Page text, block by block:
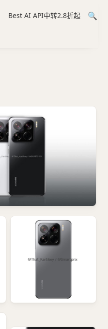
Best AI API中转2.8折起